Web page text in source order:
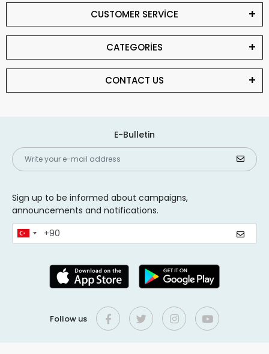
CUSTOMER SERVİCE
CATEGORİES
CONTACT US
E-Bulletin
Sign up to be informed about campaigns,
announcements and notifications.
Follow us